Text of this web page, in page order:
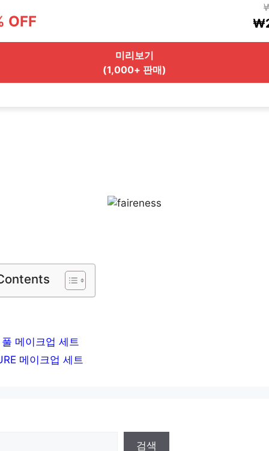
OFF
미리보기
(1,000+ 판매)
메이크업 세트
메이크업 세트
검색